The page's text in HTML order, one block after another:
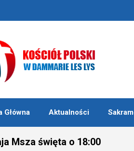
Główna Aktualności
Msza święta o 18:00